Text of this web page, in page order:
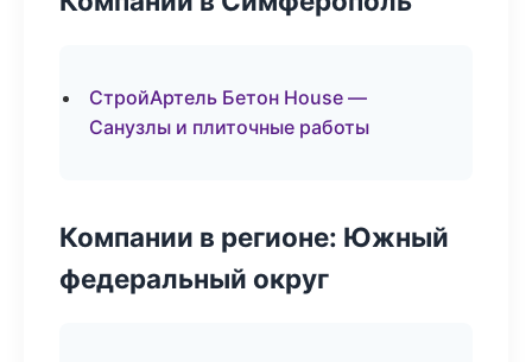
СтройАртель Бетон House —
Санузлы и плиточные работы
Компании в регионе: Южный
федеральный округ